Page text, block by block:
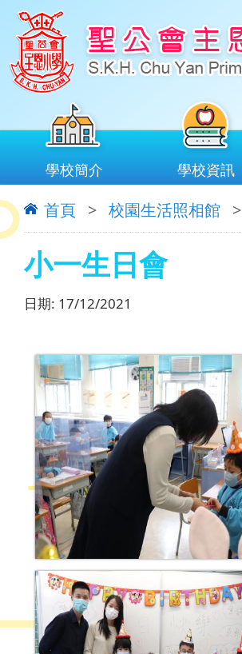
學校簡介 學校資訊
首頁 > 校園生活照相館 >
小一生日會
日期: 17/12/2021